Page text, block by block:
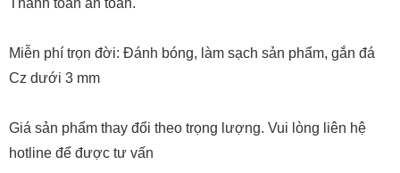
Miễn phí trọn đời: Đánh bóng, làm sạch sản phẩm, gắn đá
Giá sản phẩm thay đổi theo trọng lượng. Vui lòng liên hệ
hotline để được tư vấn